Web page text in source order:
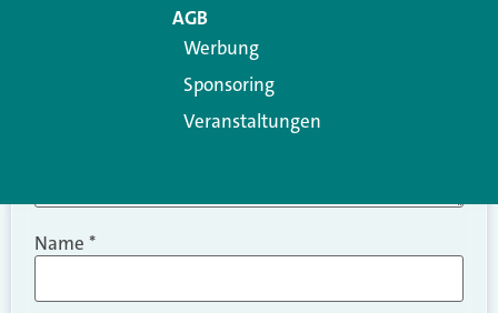
Name *
AGB
Werbung
Sponsoring
Veranstaltungen